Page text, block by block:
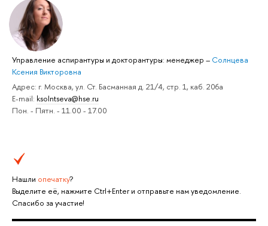
Управление аспирантуры и докторантуры: менеджер – Солнцева
Ксения Викторовна
Адрес: г. Москва, ул. Ст. Басманная д. 21/4, стр. 1, каб. 206а
E-mail: ksolntseva@hse.ru
Пон. - Пятн. - 11.00 - 17.00
Нашли опечатку?
Выделите её, нажмите Ctrl+Enter и отправьте нам уведомление.
Спасибо за участие!